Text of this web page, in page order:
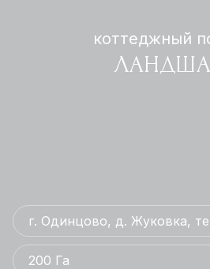
коттеджный
г. Одинцово, д. Жуковка,
200 Га